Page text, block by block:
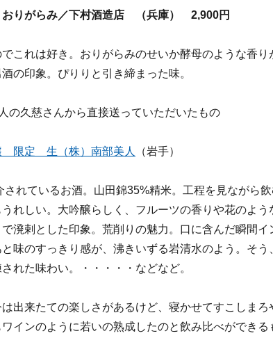
りがらみ／下村酒造店 （兵庫） 2,900円
これは好き。おりがらみのせいか酵母のような香
の印象。ぴりりと引き締まった味。
の久慈さんから直接送っていただいたもの
限定 生（株）南部美人 （岩手）
されているお酒。山田錦35%精米。工程を見ながら
れしい。大吟醸らしく、フルーツの香りや花のよ
溌剌とした印象。荒削りの魅力。口に含んだ瞬間
味のすっきり感が、沸きいずる岩清水のよう。そう
れた味わい。・・・・・などなど。
出来たての楽しさがあるけど、寝かせてすこしま
インのように若いの熟成したのと飲み比べができ